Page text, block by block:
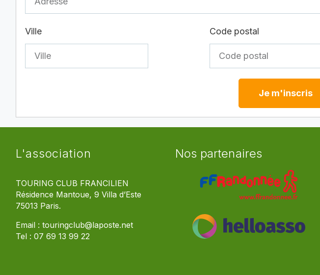
Ville Code postal
Je m'inscris
L'association
TOURING CLUB FRANCILIEN
Résidence Mantoue, 9 Villa d’Este
75013 Paris.
Email : touringclub@laposte.net
Tel : 07 69 13 99 22
Nos partenaires